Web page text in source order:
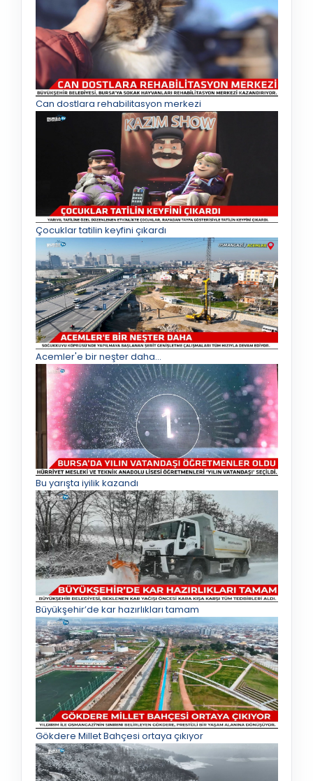
Can dostlara rehabilitasyon merkezi
Çocuklar tatilin keyfini çıkardı
Acemler'e bir neşter daha...
Bu yarışta iyilik kazandı
Büyükşehir’de kar hazırlıkları tamam
Gökdere Millet Bahçesi ortaya çıkıyor